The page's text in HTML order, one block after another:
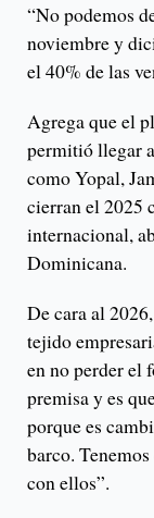
“No podemos
noviembre y
el 40% de las
Agrega que el
permitió llegar
como Yopal,
cierran el 2025
internacional,
Dominicana.
De cara al
tejido
en no perder el
premisa y es
porque es
barco.
con ellos”.